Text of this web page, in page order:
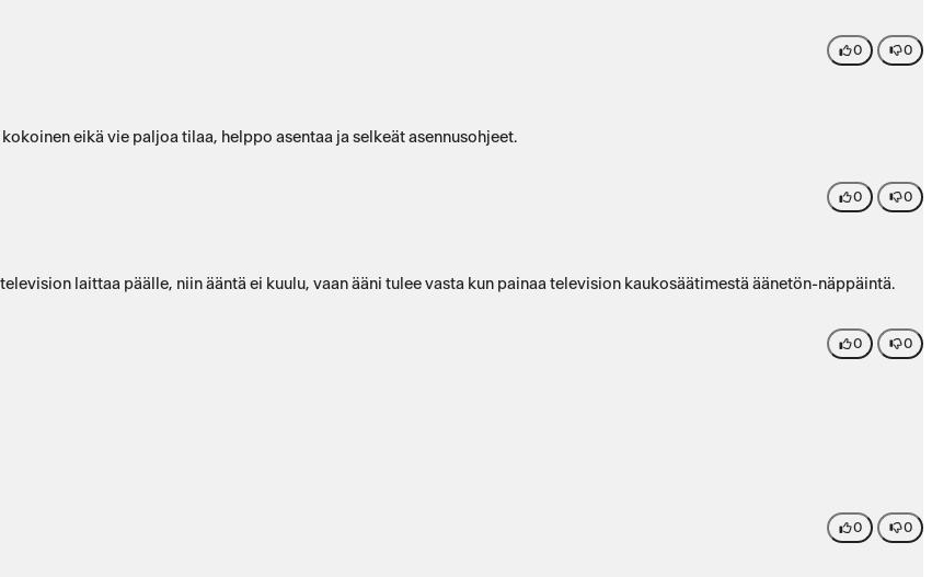
0 0
eikä vie paljoa tilaa, helppo asentaa ja selkeät asennusohjeet.
0 0
laittaa päälle, niin ääntä ei kuulu, vaan ääni tulee vasta kun painaa television kaukosäätimestä äänetön-näppäintä.
0 0
0 0